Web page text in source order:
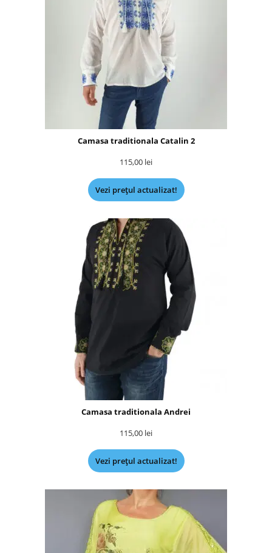
Camasa traditionala Catalin 2
115,00 lei
Vezi prețul actualizat!
Camasa traditionala Andrei
115,00 lei
Vezi prețul actualizat!